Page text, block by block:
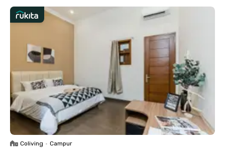
Coliving • Campur